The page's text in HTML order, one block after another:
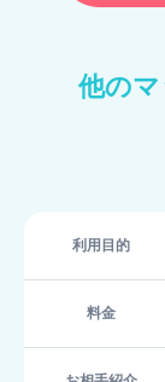
他の
利用目的
料金